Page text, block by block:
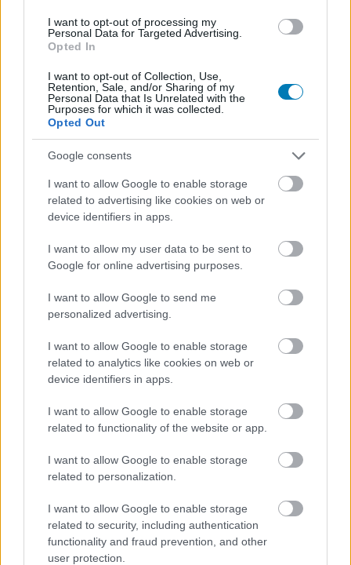
I want to opt-out of processing my
Personal Data for Targeted Advertising.
Opted In
I want to opt-out of Collection, Use,
Retention, Sale, and/or Sharing of my
Personal Data that Is Unrelated with the
Purposes for which it was collected.
Opted Out
Google consents
I want to allow Google to enable storage
related to advertising like cookies on web or
device identifiers in apps.
I want to allow my user data to be sent to
Google for online advertising purposes.
I want to allow Google to send me
personalized advertising.
I want to allow Google to enable storage
related to analytics like cookies on web or
device identifiers in apps.
I want to allow Google to enable storage
related to functionality of the website or app.
I want to allow Google to enable storage
related to personalization.
I want to allow Google to enable storage
related to security, including authentication
functionality and fraud prevention, and other
user protection.
Kínai Game Passon dolgozhat a
Microsoft
2026 május 14. 08:05
Az Xbox PC-app frissítése két érdekes
kódnevet is lebuktatott.
21.86%
Úgy tűnik, a Microsoft egy külön, kínai piacra szabott
Xbox Game Pass-verzión dolgozhat. A The Verge szerint
az Xbox PC-alkalmazás frissítésében felbukkant a
Project Saluki kódnév, amelyhez a leírás alapján a Game
Pass, a Rewards és az előfizetési szintek kínai piaci
bővítése kapcsolódik. Hivatalos bejelentés egyelőre
nincs, ezért ezt még nem érdemes kész tényként kezelni,
de az appfájlokban talált utalás elég konkrét ahhoz, hogy
komolyabb tervre gyanakodjunk.
feladat. A Microsoft már évek óta jelen van a kínai
konzolpiacon, az Xbox One 2014-ben az első konzolként
jelent meg hivatalosan az országban a hosszú állami